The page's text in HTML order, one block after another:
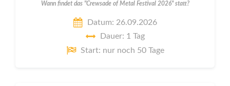
Wann findet das "Crewsade of Metal Festival 2026" statt?
Datum: 26.09.2026
Dauer: 1 Tag
Start: nur noch 50 Tage